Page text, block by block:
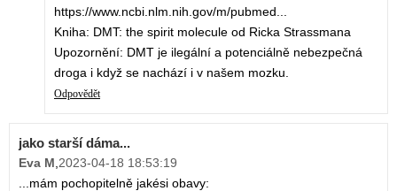
https://www.ncbi.nlm.nih.gov/m/pubmed...
Kniha: DMT: the spirit molecule od Ricka Strassmana
Upozornění: DMT je ilegální a potenciálně nebezpečná
droga i když se nachází i v našem mozku.
Odpovědět
jako starší dáma...
Eva M 2023-04-18 18:53:19
...mám pochopitelně jakési obavy: